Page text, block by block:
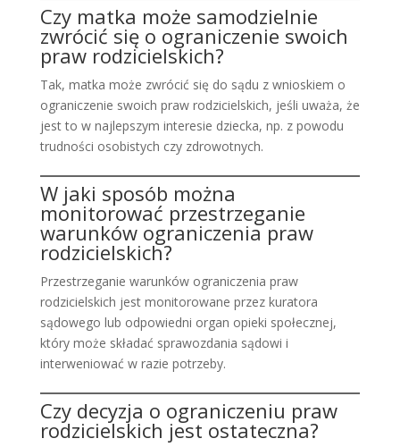
Czy matka może samodzielnie
zwrócić się o ograniczenie swoich
praw rodzicielskich?
Tak, matka może zwrócić się do sądu z wnioskiem o
ograniczenie swoich praw rodzicielskich, jeśli uważa, że
jest to w najlepszym interesie dziecka, np. z powodu
trudności osobistych czy zdrowotnych.
W jaki sposób można
monitorować przestrzeganie
warunków ograniczenia praw
rodzicielskich?
Przestrzeganie warunków ograniczenia praw
rodzicielskich jest monitorowane przez kuratora
sądowego lub odpowiedni organ opieki społecznej,
który może składać sprawozdania sądowi i
interweniować w razie potrzeby.
Czy decyzja o ograniczeniu praw
rodzicielskich jest ostateczna?